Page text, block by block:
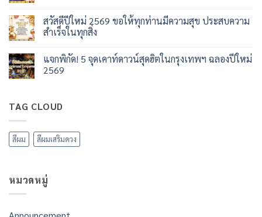
บน
ใหม่
ครู
ลกี้
แฮร์
โคท
อัญชัน
สวัสดีปีใหม่ 2569 ขอให้ทุกท่านมีความสุข ประสบความ
สำเร็จในทุกสิ่ง
เห็น
บน
สวัสดี
ขอ
ให้
มี
ความ
สำเร็จ
ใน
ทุก
แจกพิกัด! 5 จุดเคาท์ดาวน์สุดฮิตในกรุงเทพฯ ฉลองปีใหม่
2569
บน
แจก
จุด
เคา
ฮิต
ใน
กรุงเทพฯ
TAG CLOUD
สีผม สีผมเสริมดวง
หมวดหมู่